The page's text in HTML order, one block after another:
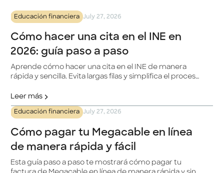
Educación financiera July 27, 2026
Cómo hacer una cita en el INE en
2026: guía paso a paso
Aprende cómo hacer una cita en el INE de manera
rápida y sencilla. Evita largas filas y simplifica el proceso
Leer más
Educación financiera July 27, 2026
Cómo pagar tu Megacable en línea
de manera rápida y fácil
Esta guía paso a paso te mostrará cómo pagar tu